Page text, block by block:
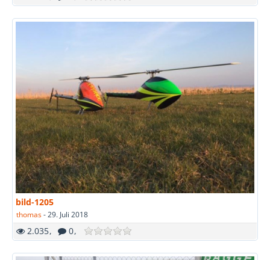
bild-1205
thomas-29. Juli 2018
2.035 0